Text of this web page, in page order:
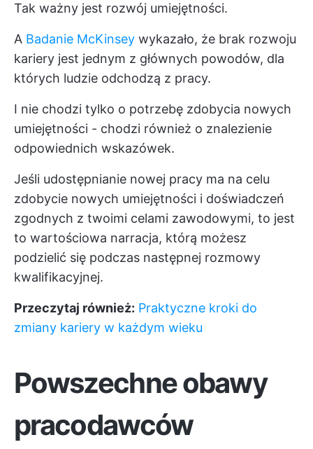
Tak ważny jest rozwój umiejętności.
A Badanie McKinsey wykazało, że brak rozwoju
kariery jest jednym z głównych powodów, dla
których ludzie odchodzą z pracy.
I nie chodzi tylko o potrzebę zdobycia nowych
umiejętności - chodzi również o znalezienie
odpowiednich wskazówek.
Jeśli udostępnianie nowej pracy ma na celu
zdobycie nowych umiejętności i doświadczeń
zgodnych z twoimi celami zawodowymi, to jest
to wartościowa narracja, którą możesz
podzielić się podczas następnej rozmowy
kwalifikacyjnej.
Przeczytaj również: Praktyczne kroki do
zmiany kariery w każdym wieku
Powszechne obawy
pracodawców